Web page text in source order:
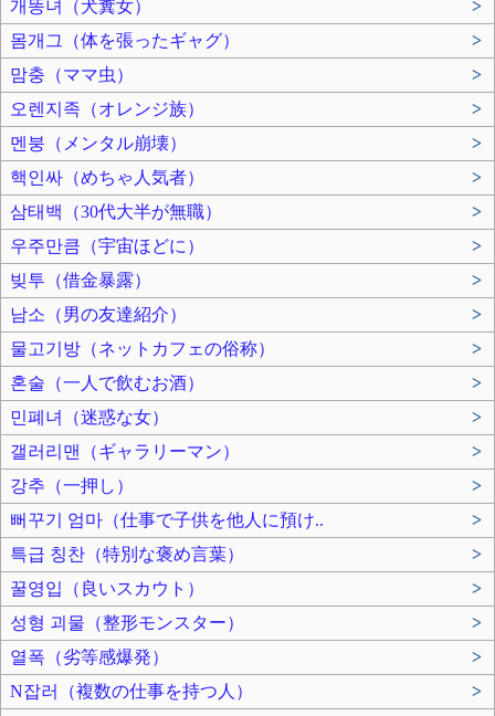
개똥녀（犬糞女）
>
몸개그（体を張ったギャグ）
>
맘충（ママ虫）
>
오렌지족（オレンジ族）
>
멘붕（メンタル崩壊）
>
핵인싸（めちゃ人気者）
>
삼태백（30代大半が無職）
>
우주만큼（宇宙ほどに）
>
빚투（借金暴露）
>
남소（男の友達紹介）
>
물고기방（ネットカフェの俗称）
>
혼술（一人で飲むお酒）
>
민폐녀（迷惑な女）
>
갤러리맨（ギャラリーマン）
>
강추（一押し）
>
뻐꾸기 엄마（仕事で子供を他人に預け..
>
특급 칭찬（特別な褒め言葉）
>
꿀영입（良いスカウト）
>
성형 괴물（整形モンスター）
>
열폭（劣等感爆発）
>
N잡러（複数の仕事を持つ人）
>